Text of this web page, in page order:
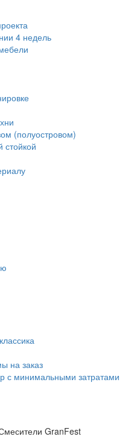
4 недель
(полуостровом)
стойкой
на заказ
с минимальными затратами
GranFest